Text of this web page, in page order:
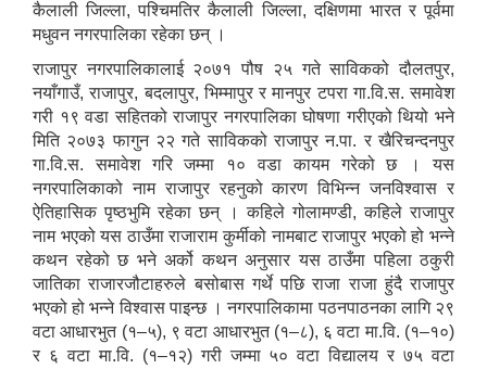
कैलाली जिल्ला, पश्चिमतिर कैलाली जिल्ला, दक्षिणमा भारत र पूर्वमा
मधुवन नगरपालिका रहेका छन् ।
राजापुर नगरपालिकालाई २०७१ पौष २५ गते साविकको दौलतपुर,
नयाँगाउँ, राजापुर, बदलापुर, भिम्मापुर र मानपुर टपरा गा.वि.स. समावेश
गरी १९ वडा सहितको राजापुर नगरपालिका घोषणा गरीएको थियो भने
मिति २०७३ फागुन २२ गते साविकको राजापुर न.पा. र खैरिचन्दनपुर
गा.वि.स. समावेश गरि जम्मा १० वडा कायम गरेको छ । यस
नगरपालिकाको नाम राजापुर रहनुको कारण विभिन्न जनविश्वास र
ऐतिहासिक पृष्ठभुमि रहेका छन् । कहिले गोलामण्डी, कहिले राजापुर
नाम भएको यस ठाउँमा राजाराम कुर्मीको नामबाट राजापुर भएको हो भन्ने
कथन रहेको छ भने अर्को कथन अनुसार यस ठाउँमा पहिला ठकुरी
जातिका राजारजौटाहरुले बसोबास गर्थे पछि राजा राजा हुंदै राजापुर
भएको हो भन्ने विश्वास पाइन्छ । नगरपालिकामा पठनपाठनका लागि २९
वटा आधारभुत (१–५), ९ वटा आधारभुत (१–८), ६ वटा मा.वि. (१–१०)
र ६ वटा मा.वि. (१–१२) गरी जम्मा ५० वटा विद्यालय र ७५ वटा